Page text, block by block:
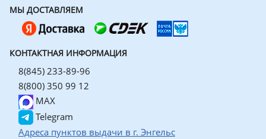
МЫ ДОСТАВЛЯЕМ
КОНТАКТНАЯ ИНФОРМАЦИЯ
8(845) 233-89-96
8(800) 350 99 12
MAX
Telegram
Адреса пунктов выдачи в г. Энгельс